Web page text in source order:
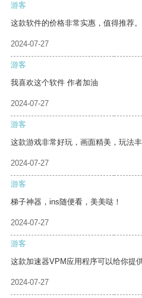
游客
这款软件的价格非常实惠，值得推荐。
2024-07-27
游客
我喜欢这个软件 作者加油
2024-07-27
游客
这款游戏非常好玩，画面精美，玩法丰
2024-07-27
游客
梯子神器，ins随便看，美美哒！
2024-07-27
游客
这款加速器VPM应用程序可以给你提
2024-07-27